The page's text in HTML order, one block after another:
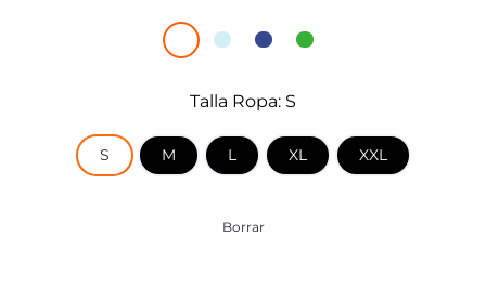
Talla Ropa S
S M L XL XXL
Borrar